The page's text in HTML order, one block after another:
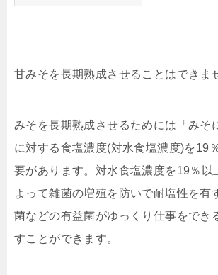
甘みそを長期熟成させることはできま
みそを長期熟成させるためには「みそ
に対する食塩濃度(対水食塩濃度)を19
要があります。対水食塩濃度を19％以
よって雑菌の増殖を防いで耐塩性を有
菌などの有益菌がゆっくり仕事をでき
すことができます。